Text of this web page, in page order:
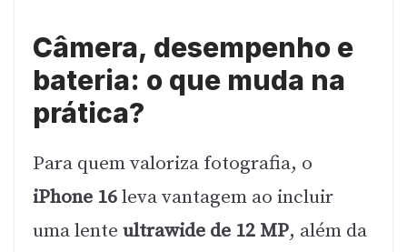
Câmera, desempenho e
bateria: o que muda na
prática?
Para quem valoriza fotografia, o
iPhone 16leva vantagem ao incluir
uma lente ultrawide de 12 MP, além da